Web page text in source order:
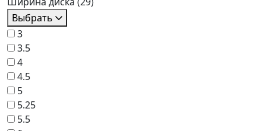
Выбрать
3
3.5
4
4.5
5
5.25
5.5